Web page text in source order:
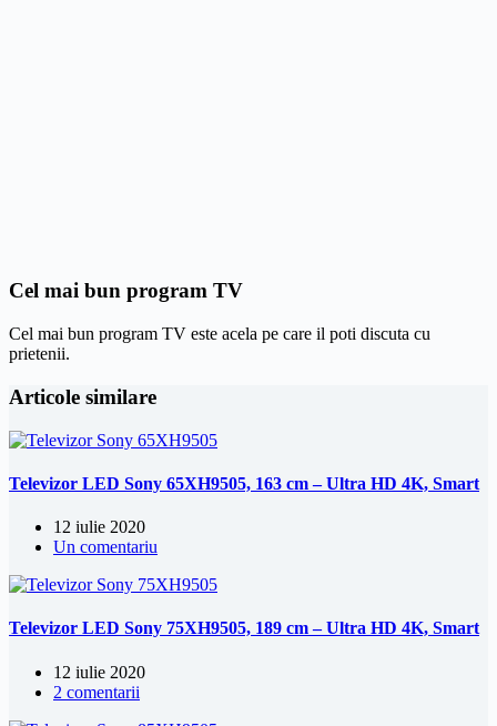
Cel mai bun program TV
Cel mai bun program TV este acela pe care il poti discuta cu
prietenii.
Articole similare
Televizor LED Sony 65XH9505, 163 cm – Ultra HD 4K, Smart
12 iulie 2020
Un comentariu
Televizor LED Sony 75XH9505, 189 cm – Ultra HD 4K, Smart
12 iulie 2020
2 comentarii